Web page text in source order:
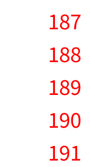
187
188
189
190
191